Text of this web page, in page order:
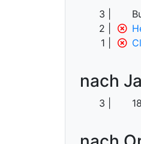
3
2
1
nach
3